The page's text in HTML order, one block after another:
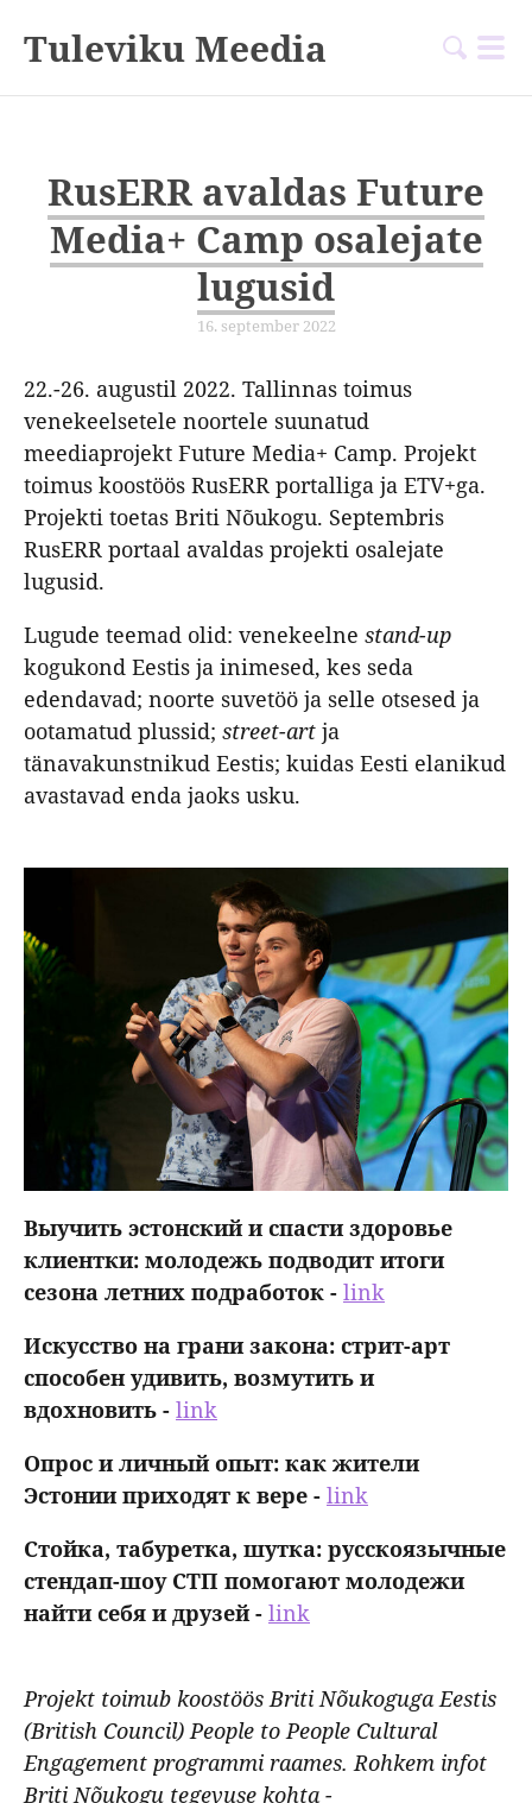
Tuleviku Meedia
RusERR avaldas Future
Media+ Camp osalejate
lugusid
16. september 2022
22.-26. augustil 2022. Tallinnas toimus
venekeelsetele noortele suunatud
meediaprojekt Future Media+ Camp. Projekt
toimus koostöös RusERR portalliga ja ETV+ga.
Projekti toetas Briti Nõukogu. Septembris
RusERR portaal avaldas projekti osalejate
lugusid.
Lugude teemad olid: venekeelne stand-up
kogukond Eestis ja inimesed, kes seda
edendavad; noorte suvetöö ja selle otsesed ja
ootamatud plussid; street-art ja
tänavakunstnikud Eestis; kuidas Eesti elanikud
avastavad enda jaoks usku.
Выучить эстонский и спасти здоровье
клиентки: молодежь подводит итоги
сезона летних подработок - link
Искусство на грани закона: стрит-арт
способен удивить, возмутить и
вдохновить - link
Опрос и личный опыт: как жители
Эстонии приходят к вере - link
Стойка, табуретка, шутка: русскоязычные
стендап-шоу СТП помогают молодежи
найти себя и друзей - link
Projekt toimub koostöös Briti Nõukoguga Eestis
(British Council) People to People Cultural
Engagement programmi raames. Rohkem infot
Briti Nõukogu tegevuse kohta -